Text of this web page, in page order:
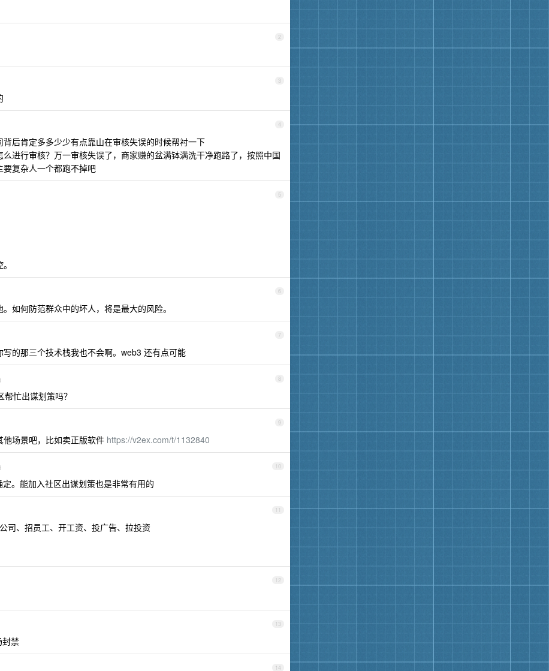
2
3
4
后肯定多多少少有点靠山在审核失误的时候帮衬一下
进行审核？万一审核失误了，商家赚的盆满钵满洗干净跑路了，按照中国
复杂人一个都跑不掉吧
5
6
如何防范群众中的坏人，将是最大的风险。
7
的那三个技术栈我也不会啊。web3 还有点可能
8
忙出谋划策吗？
9
场景吧，比如卖正版软件 https://v2ex.com/t/1132840
10
。能加入社区出谋划策也是非常有用的
11
司、招员工、开工资、投广告、拉投资
12
13
封禁
14